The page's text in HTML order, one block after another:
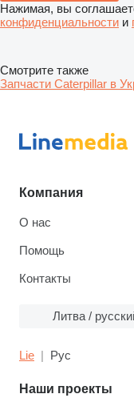
Нажимая, вы
конфиденциальности и
Смотрите также
Запчасти Caterpillar в
Компания
О нас
Помощь
Контакты
Литва /
Lie Рус
Наши проекты